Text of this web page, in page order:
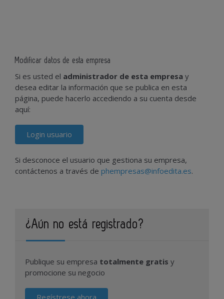
Modificar datos de esta empresa
Si es usted el administrador de esta empresa y
desea editar la información que se publica en esta
página, puede hacerlo accediendo a su cuenta desde
aquí:
Login usuario
Si desconoce el usuario que gestiona su empresa,
contáctenos a través de phempresas@infoedita.es.
¿Aún no está registrado?
Publique su empresa totalmente gratis y
promocione su negocio